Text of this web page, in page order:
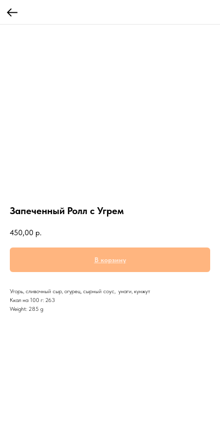
Запеченный Ролл с Угрем
450,00 р.
В корзину
Угорь, сливочный сыр, огурец, сырный соус, унаги, кунжут
Ккал на 100 г: 263
Weight: 285 g